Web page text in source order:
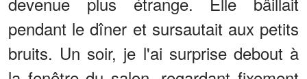
pendant le dîner et sursautait aux petits
bruits. Un soir, je l'ai surprise debout à